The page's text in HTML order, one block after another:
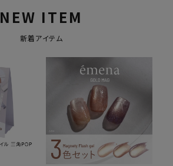
NEW ITEM
新着アイテム